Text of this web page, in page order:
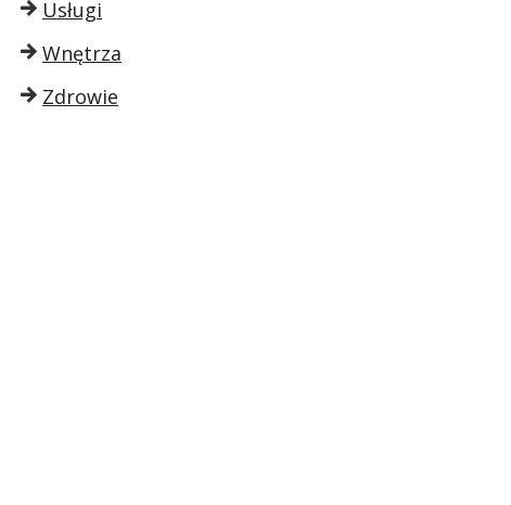
Usługi
Wnętrza
Zdrowie